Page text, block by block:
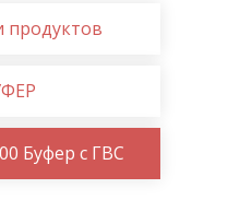
продуктов
Буфер с ГВС